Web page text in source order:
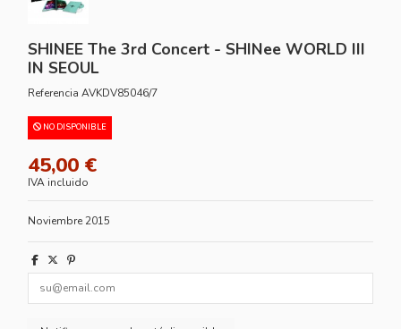
SHINEE The 3rd Concert - SHINee WORLD III
IN SEOUL
Referencia AVKDV85046/7
NO DISPONIBLE
45,00 €
IVA incluido
Noviembre 2015